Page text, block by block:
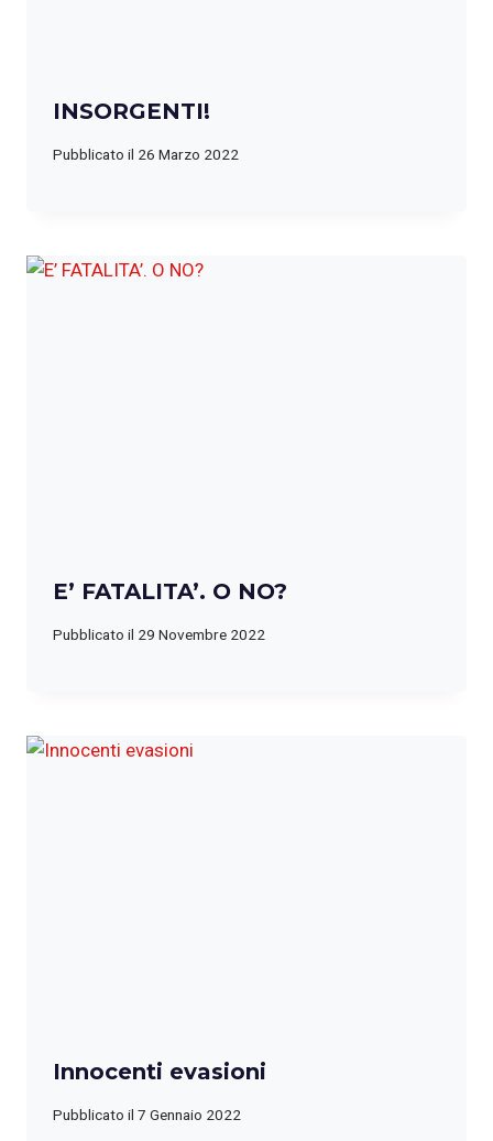
INSORGENTI!
Pubblicato il 26 Marzo 2022
E’ FATALITA’. O NO?
Pubblicato il 29 Novembre 2022
Innocenti evasioni
Pubblicato il 7 Gennaio 2022